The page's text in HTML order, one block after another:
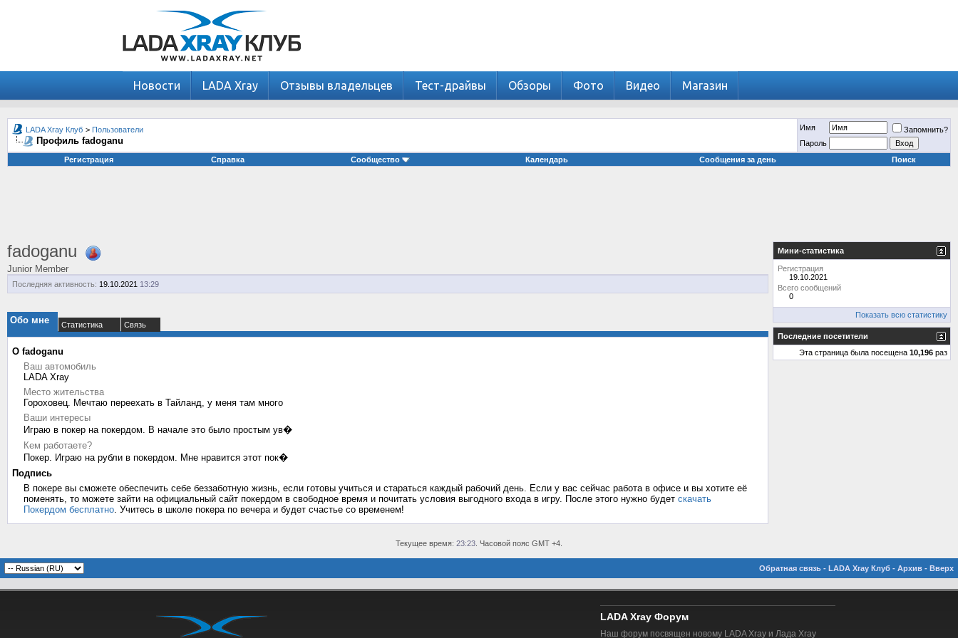
Новости LADA Xray Отзывы владельцев Тест-драйвы Обзоры Фото Видео Магазин
LADA Xray Клуб > Пользователи
Профиль fadoganu
Имя
Запомнить?
Пароль
Регистрация
Справка Сообщество Календарь Сообщения за день Поиск
fadoganu
Junior Member
Последняя активность: 19.10.2021 13:29
Обо мне Статистика Связь
О fadoganu
Ваш автомобиль
LADA Xray
Место жительства
Гороховец. Мечтаю переехать в Тайланд, у меня там много
Ваши интересы
Играю в покер на покердом. В начале это было простым ув�
Кем работаете?
Покер. Играю на рубли в покердом. Мне нравится этот пок�
Подпись
В покере вы сможете обеспечить себе беззаботную жизнь, если готовы учиться и стараться каждый рабочий день. Если у вас сейчас работа в офисе и вы хотите её
поменять, то можете зайти на официальный сайт покердом в свободное время и почитать условия выгодного входа в игру. После этого нужно будет скачать
Покердом бесплатно. Учитесь в школе покера по вечера и будет счастье со временем!
Мини-статистика
Регистрация
19.10.2021
Всего сообщений
0
Показать всю статистику
Последние посетители
Эта страница была посещена 10,196 раз
Текущее время: 23:23 . Часовой пояс GMT +4.
Обратная связь - LADA Xray Клуб - Архив - Вверх
LADA Xray Форум
Наш форум посвящен новому LADA Xray и Лада Xray